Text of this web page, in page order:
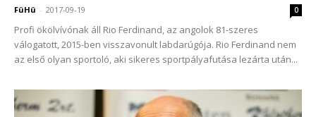
FüHü - 2017-09-19 0
Profi ökölvívónak áll Rio Ferdinand, az angolok 81-szeres
válogatott, 2015-ben visszavonult labdarúgója. Rio Ferdinand nem
az első olyan sportoló, aki sikeres sportpályafutása lezárta után...